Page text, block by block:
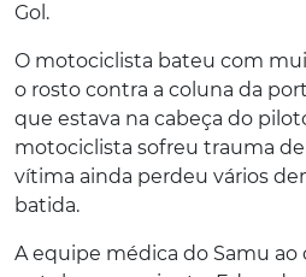
Gol.
O motociclista bateu com
o rosto contra a coluna da
que estava na cabeça do
motociclista sofreu trauma de
vítima ainda perdeu vários
batida.
A equipe médica do Samu ao